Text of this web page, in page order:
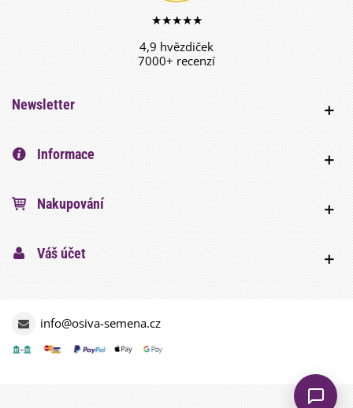
★★★★★
4,9 hvězdiček
7000+ recenzí
Newsletter
Informace
Nakupování
Váš účet
info@osiva-semena.cz